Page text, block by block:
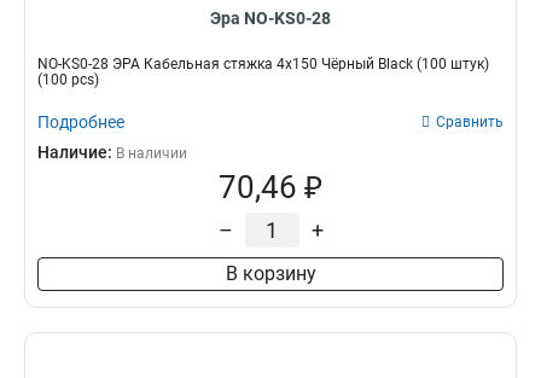
Эра NO-KS0-28
NO-KS0-28 ЭРА Кабельная стяжка 4х150 Чёрный Black (100 штук)
(100 pcs)
Подробнее Сравнить
Наличие: В наличии
70,46 ₽
– +
В корзину